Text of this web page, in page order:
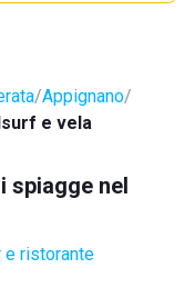
Appignano
e vela
spiagge nel
e ristorante